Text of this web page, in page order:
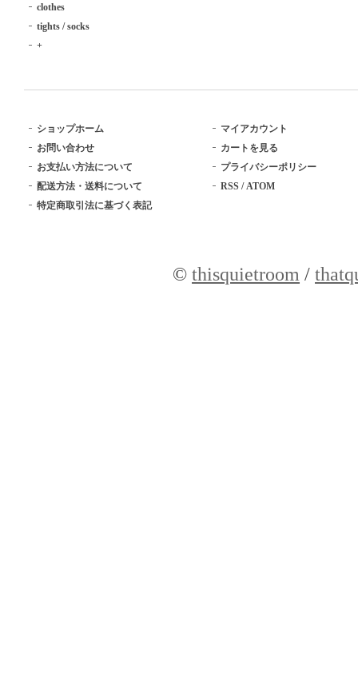
clothes
tights / socks
+
ショップホーム
お問い合わせ
お支払い方法について
配送方法・送料について
特定商取引法に基づく表記
マイアカウント
カートを見る
プライバシーポリシー
RSS /ATOM
©thisquietroom /